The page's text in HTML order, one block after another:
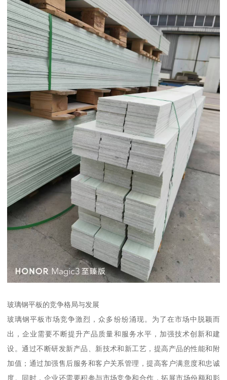
玻璃钢平板的竞争格局与发展
玻璃钢平板市场竞争激烈，众多纷纷涌现。为了在市场中脱颖而
出，企业需要不断提升产品质量和服务水平，加强技术创新和建
设。通过不断研发新产品、新技术和新工艺，提高产品的性能和附
加值；通过加强售后服务和客户关系管理，提高客户满意度和忠诚
度。同时，企业还需要积参与市场竞争和合作，拓展市场份额和影